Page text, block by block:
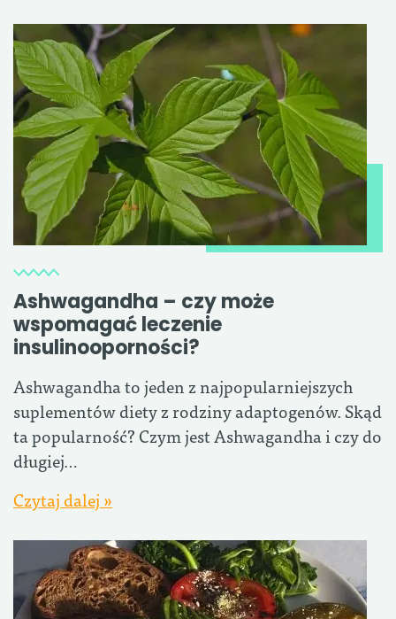
Ashwagandha – czy może
wspomagać leczenie
insulinooporności?
Ashwagandha to jeden z najpopularniejszych
suplementów diety z rodziny adaptogenów. Skąd
ta popularność? Czym jest Ashwagandha i czy do
długiej…
Czytaj dalej »